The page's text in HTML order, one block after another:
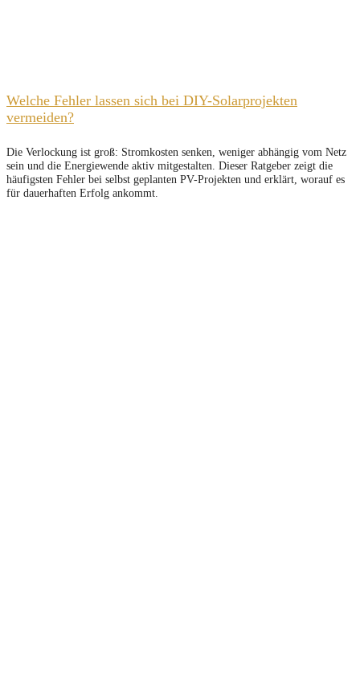
Welche Fehler lassen sich bei DIY-Solarprojekten
vermeiden?
Die Verlockung ist groß: Stromkosten senken, weniger abhängig vom Netz
sein und die Energiewende aktiv mitgestalten. Dieser Ratgeber zeigt die
häufigsten Fehler bei selbst geplanten PV-Projekten und erklärt, worauf es
für dauerhaften Erfolg ankommt.